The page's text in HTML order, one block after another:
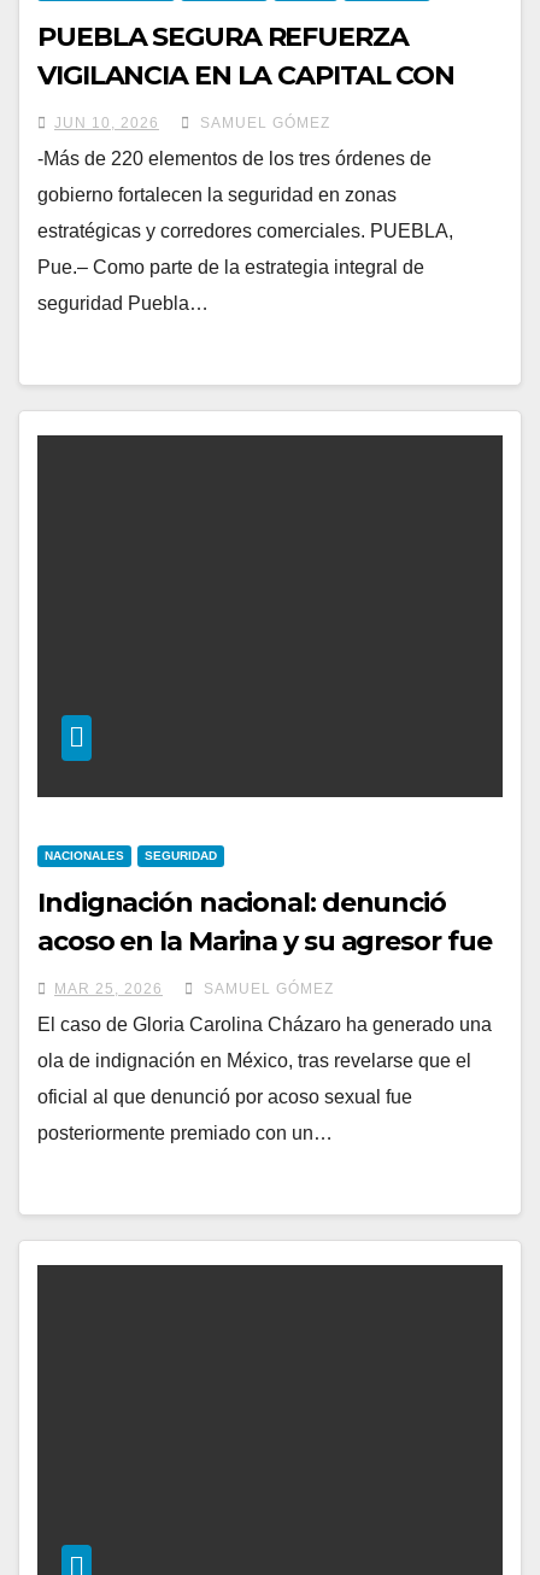
PUEBLA SEGURA REFUERZA
VIGILANCIA EN LA CAPITAL CON
OPERATIVOS AIRE-TIERRA
JUN 10, 2026 SAMUEL GÓMEZ
-Más de 220 elementos de los tres órdenes de
gobierno fortalecen la seguridad en zonas
estratégicas y corredores comerciales. PUEBLA,
Pue.– Como parte de la estrategia integral de
seguridad Puebla…
NACIONALES SEGURIDAD
Indignación nacional: denunció
acoso en la Marina y su agresor fue
ascendido
MAR 25, 2026 SAMUEL GÓMEZ
El caso de Gloria Carolina Cházaro ha generado una
ola de indignación en México, tras revelarse que el
oficial al que denunció por acoso sexual fue
posteriormente premiado con un…